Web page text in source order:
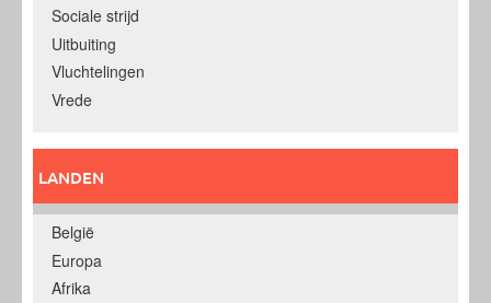
Sociale strijd
Uitbuiting
Vluchtelingen
Vrede
LANDEN
België
Europa
Afrika